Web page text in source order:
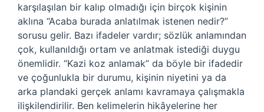
karşılaşılan bir kalıp olmadığı için birçok kişinin
aklına “Acaba burada anlatılmak istenen nedir?”
sorusu gelir. Bazı ifadeler vardır; sözlük anlamından
çok, kullanıldığı ortam ve anlatmak istediği duygu
önemlidir. “Kazi koz anlamak” da böyle bir ifadedir
ve çoğunlukla bir durumu, kişinin niyetini ya da
arka plandaki gerçek anlamı kavramaya çalışmakla
ilişkilendirilir. Ben kelimelerin hikâyelerine her